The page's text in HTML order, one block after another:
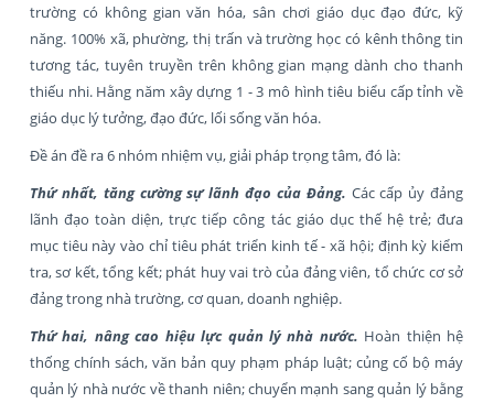
trường có không gian văn hóa, sân chơi giáo dục đạo đức, kỹ
năng. 100% xã, phường, thị trấn và trường học có kênh thông tin
tương tác, tuyên truyền trên không gian mạng dành cho thanh
thiếu nhi. Hằng năm xây dựng 1 - 3 mô hình tiêu biểu cấp tỉnh về
giáo dục lý tưởng, đạo đức, lối sống văn hóa.
Đề án đề ra 6 nhóm nhiệm vụ, giải pháp trọng tâm, đó là:
Thứ nhất, tăng cường sự lãnh đạo của Đảng. Các cấp ủy đảng
lãnh đạo toàn diện, trực tiếp công tác giáo dục thế hệ trẻ; đưa
mục tiêu này vào chỉ tiêu phát triển kinh tế - xã hội; định kỳ kiểm
tra, sơ kết, tổng kết; phát huy vai trò của đảng viên, tổ chức cơ sở
đảng trong nhà trường, cơ quan, doanh nghiệp.
Thứ hai, nâng cao hiệu lực quản lý nhà nước. Hoàn thiện hệ
thống chính sách, văn bản quy phạm pháp luật; củng cố bộ máy
quản lý nhà nước về thanh niên; chuyển mạnh sang quản lý bằng